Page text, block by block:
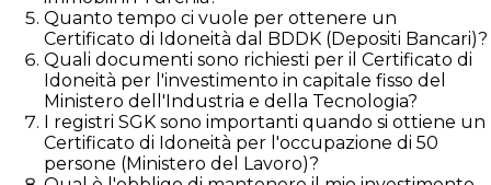
Quanto tempo ci vuole per ottenere un
Certificato di Idoneità dal BDDK (Depositi Bancari)?
Quali documenti sono richiesti per il Certificato di
Idoneità per l'investimento in capitale fisso del
Ministero dell'Industria e della Tecnologia?
I registri SGK sono importanti quando si ottiene un
Certificato di Idoneità per l'occupazione di 50
persone (Ministero del Lavoro)?